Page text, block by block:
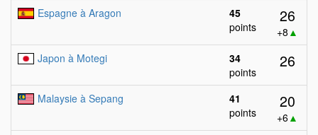
Espagne à Aragon
45
points
26
+8 ▲
Japon à Motegi
34
points
26
Malaysie à Sepang
41
points
20
+6▲